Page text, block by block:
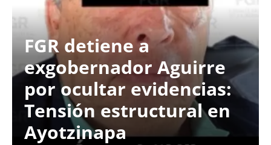
FGR detiene a
exgobernador Aguirre
por ocultar evidencias:
Tensión estructural en
Ayotzinapa